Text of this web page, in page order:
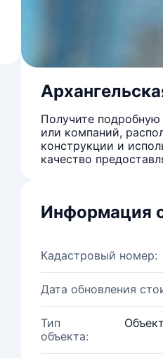
Получите
или компаний,
конструкции и
качество
Информация
Кадастровый номер:
Дата обновления
Тип
объекта: